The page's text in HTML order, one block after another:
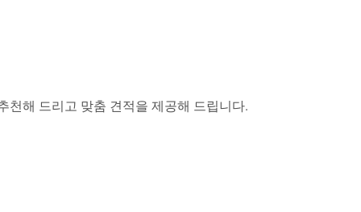
천해 드리고 맞춤 견적을 제공해 드립니다.